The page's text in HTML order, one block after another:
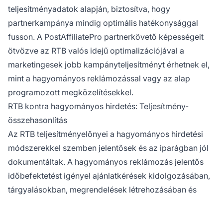
teljesítményadatok alapján, biztosítva, hogy
partnerkampánya mindig optimális hatékonysággal
fusson. A PostAffiliatePro partnerkövető képességeit
ötvözve az RTB valós idejű optimalizációjával a
marketingesek jobb kampányteljesítményt érhetnek el,
mint a hagyományos reklámozással vagy az alap
programozott megközelítésekkel.
RTB kontra hagyományos hirdetés: Teljesítmény-
összehasonlítás
Az RTB teljesítményelőnyei a hagyományos hirdetési
módszerekkel szemben jelentősek és az iparágban jól
dokumentáltak. A hagyományos reklámozás jelentős
időbefektetést igényel ajánlatkérések kidolgozásában,
tárgyalásokban, megrendelések létrehozásában és